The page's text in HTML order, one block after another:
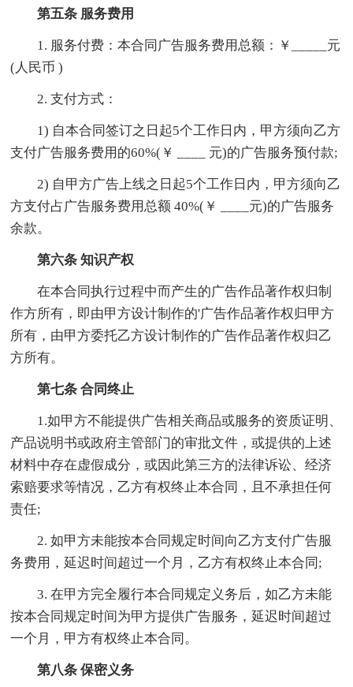
第五条 服务费用
1. 服务付费：本合同广告服务费用总额：￥_____元
(人民币 )
2. 支付方式：
1) 自本合同签订之日起5个工作日内，甲方须向乙方
支付广告服务费用的60%(￥ ____ 元)的广告服务预付款;
2) 自甲方广告上线之日起5个工作日内，甲方须向乙
方支付占广告服务费用总额 40%(￥ ____元)的广告服务
余款。
第六条 知识产权
在本合同执行过程中而产生的广告作品著作权归制
作方所有，即由甲方设计制作的'广告作品著作权归甲方
所有，由甲方委托乙方设计制作的广告作品著作权归乙
方所有。
第七条 合同终止
1.如甲方不能提供广告相关商品或服务的资质证明、
产品说明书或政府主管部门的审批文件，或提供的上述
材料中存在虚假成分，或因此第三方的法律诉讼、经济
索赔要求等情况，乙方有权终止本合同，且不承担任何
责任;
2. 如甲方未能按本合同规定时间向乙方支付广告服
务费用，延迟时间超过一个月，乙方有权终止本合同;
3. 在甲方完全履行本合同规定义务后，如乙方未能
按本合同规定时间为甲方提供广告服务，延迟时间超过
一个月，甲方有权终止本合同。
第八条 保密义务